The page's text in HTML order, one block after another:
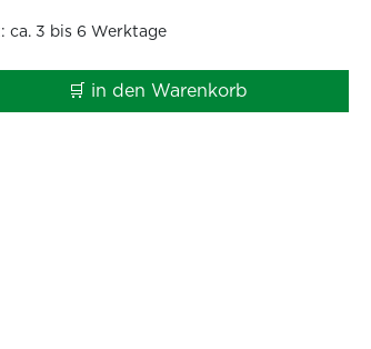
ca. 3 bis 6 Werktage
den gewünschten
🛒 in den Warenkorb